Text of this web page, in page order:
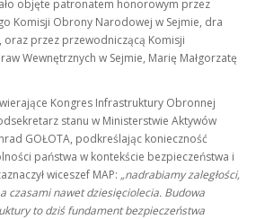
objęte patronatem honorowym przez
Komisji Obrony Narodowej w Sejmie, dra
oraz przez przewodniczącą Komisji
Wewnętrznych w Sejmie, Marię Małgorzatę
Kongres Infrastruktury Obronnej
stanu w Ministerstwie Aktywów
GOŁOTA, podkreślając konieczność
państwa w kontekście bezpieczeństwa i
wiceszef MAP: „nadrabiamy zaległości,
czasami nawet dziesięciolecia. Budowa
to dziś fundament bezpieczeństwa